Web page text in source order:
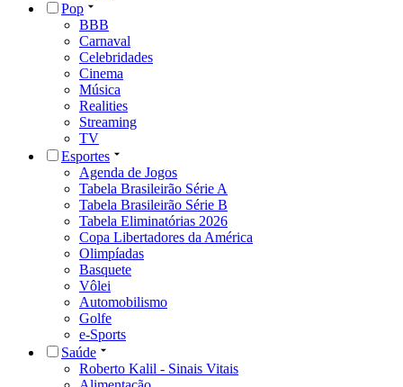
Pop
BBB
Carnaval
Celebridades
Cinema
Música
Realities
Streaming
TV
Esportes
Agenda de Jogos
Tabela Brasileirão Série A
Tabela Brasileirão Série B
Tabela Eliminatórias 2026
Copa Libertadores da América
Olimpíadas
Basquete
Vôlei
Automobilismo
Golfe
e-Sports
Saúde
Roberto Kalil - Sinais Vitais